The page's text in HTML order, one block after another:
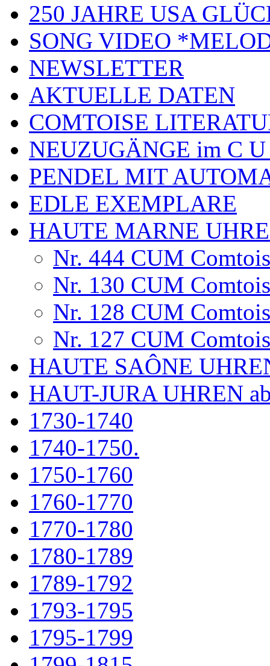
250 JAHRE USA
SONG VIDEO
NEWSLETTER
AKTUELLE DATEN
COMTOISE
NEUZUGÄNGE im C
PENDEL MIT
EDLE EXEMPLARE
HAUTE MARNE
Nr. 444 CUM
Nr. 130 CUM
Nr. 128 CUM
Nr. 127 CUM
HAUTE SAÔNE
HAUT-JURA UHREN
1730-1740
1740-1750.
1750-1760
1760-1770
1770-1780
1780-1789
1789-1792
1793-1795
1795-1799